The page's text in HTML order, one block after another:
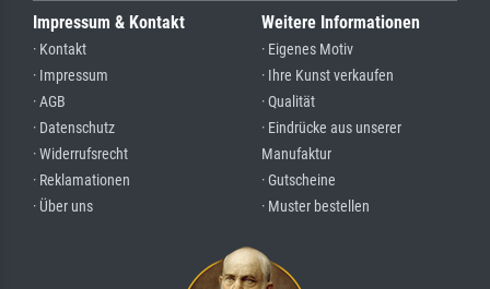
Impressum & Kontakt
· Kontakt
· Impressum
· AGB
· Datenschutz
· Widerrufsrecht
· Reklamationen
· Über uns
Weitere Informationen
· Eigenes Motiv
· Ihre Kunst verkaufen
· Qualität
· Eindrücke aus unserer
Manufaktur
· Gutscheine
· Muster bestellen